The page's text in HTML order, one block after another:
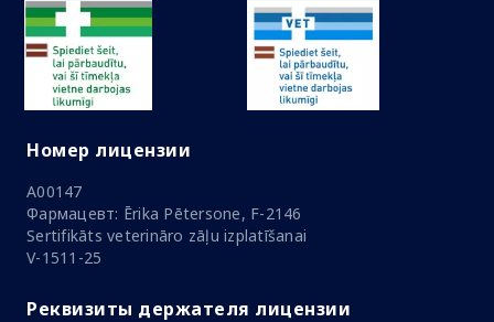
Номер лицензии
A00147
Фармацевт: Ērika Pētersone, F-2146
Sertifikāts veterināro zāļu izplatīšanai
V-1511-25
Реквизиты держателя лицензии